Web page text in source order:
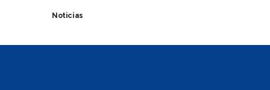
Noticias